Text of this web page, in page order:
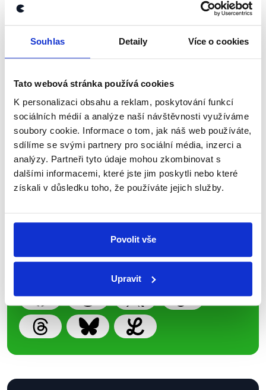
Souhlas Detaily Více o cookies
Tato webová stránka používá cookies
K personalizaci obsahu a reklam, poskytování funkcí
sociálních médií a analýze naší návštěvnosti využíváme
soubory cookie. Informace o tom, jak náš web používáte,
sdílíme se svými partnery pro sociální média, inzerci a
analýzy. Partneři tyto údaje mohou zkombinovat s
dalšími informacemi, které jste jim poskytli nebo které
získali v důsledku toho, že používáte jejich služby.
Povolit vše
Upravit
kanálu, kde pravidelně přinášíme
shrnutí nejzajímavějších článků a analýz.
nepravdy se zrovna v Česku šíří.
Sociální sítě
Nenechte si ujít nejnovější události
z Demagog.cz. Sdílením našich